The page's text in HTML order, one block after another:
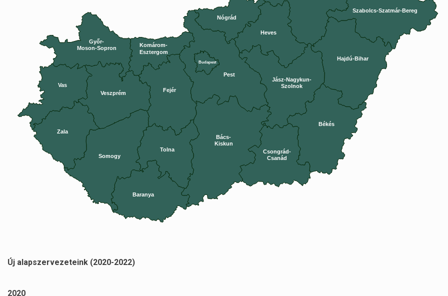
Szabolcs-Szatmár-Bereg
Hajdú-Bihar
Békés
Csongrád-
Csanád
Bács-
Kiskun
Baranya
Somogy
Zala
Vas
Győr-
Moson-Sopron
Komárom-
Esztergom
Tolna
Veszprém Fejér
Pest
Budapest
Jász-Nagykun-
Szolnok
Heves
Nógrád
Új alapszervezeteink (2020-2022)
2020